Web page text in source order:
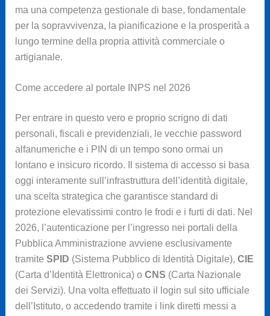
ma una competenza gestionale di base, fondamentale
per la sopravvivenza, la pianificazione e la prosperità a
lungo termine della propria attività commerciale o
artigianale.
Come accedere al portale INPS nel 2026
Per entrare in questo vero e proprio scrigno di dati
personali, fiscali e previdenziali, le vecchie password
alfanumeriche e i PIN di un tempo sono ormai un
lontano e insicuro ricordo. Il sistema di accesso si basa
oggi interamente sull’infrastruttura dell’identità digitale,
una scelta strategica che garantisce standard di
protezione elevatissimi contro le frodi e i furti di dati. Nel
2026, l’autenticazione per l’ingresso nei portali della
Pubblica Amministrazione avviene esclusivamente
tramite SPID (Sistema Pubblico di Identità Digitale), CIE
(Carta d’Identità Elettronica) o CNS (Carta Nazionale
dei Servizi). Una volta effettuato il login sul sito ufficiale
dell’Istituto, o accedendo tramite i link diretti messi a